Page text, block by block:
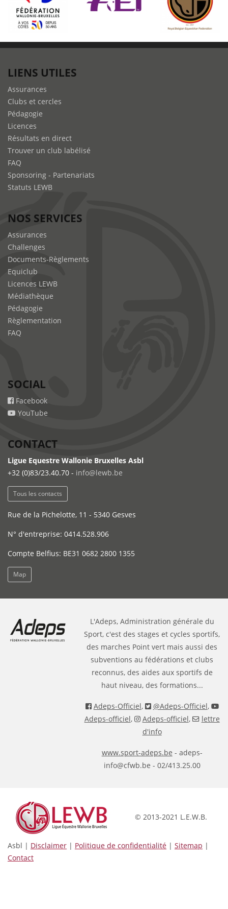
LIENS UTILES
Assurances
Clubs et cercles
Pédagogie
Licences
Résultats en direct
Trouver un club labélisé
FAQ
Sponsoring - Partenariats
Statuts LEWB
NOS SERVICES
Assurances
Challenges
Documents-Règlements
Equiclub
Licences LEWB
Médiathèque
Pédagogie
Règlementation
FAQ
SOCIAL
Facebook
YouTube
CONTACT
Ligue Equestre Wallonie Bruxelles Asbl
+32 (0)83/23.40.70 - info@lewb.be
Tous les contacts
Rue de la Pichelotte, 11 - 5340 Gesves
N° d'entreprise: 0414.528.906
Compte Belfius: BE31 0682 2800 1355
Map
L'Adeps, Administration générale du
Sport, c'est des stages et cycles sportifs,
des marches Point vert mais aussi des
subventions au fédérations et clubs
reconnus, des aides aux sportifs de
haut niveau, des formations...
Adeps-Officiel, @Adeps-Officiel,
Adeps-officiel, Adeps-officiel,
lettre
d'info
www.sport-adeps.be - adeps-
info@cfwb.be - 02/413.25.00
© 2013-2021 L.E.W.B.
Asbl | Disclaimer | Politique de confidentialité | Sitemap |
Contact